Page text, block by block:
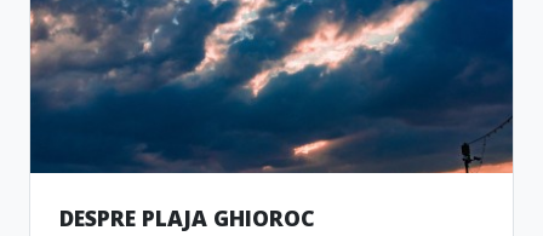
DESPRE PLAJA GHIOROC